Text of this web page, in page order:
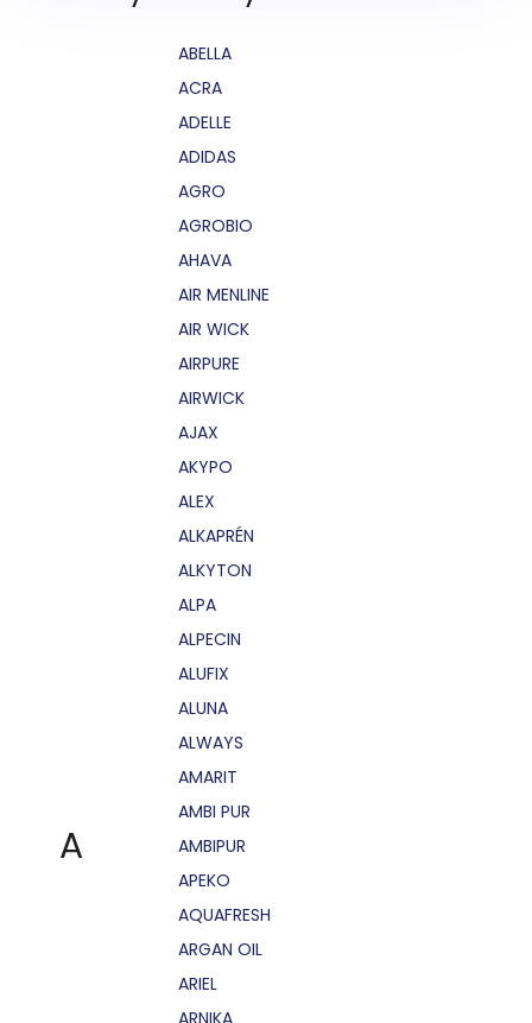
A
ABELLA
ACRA
ADELLE
ADIDAS
AGRO
AGROBIO
AHAVA
AIR MENLINE
AIR WICK
AIRPURE
AIRWICK
AJAX
AKYPO
ALEX
ALKAPRÉN
ALKYTON
ALPA
ALPECIN
ALUFIX
ALUNA
ALWAYS
AMARIT
AMBI PUR
AMBIPUR
APEKO
AQUAFRESH
ARGAN OIL
ARIEL